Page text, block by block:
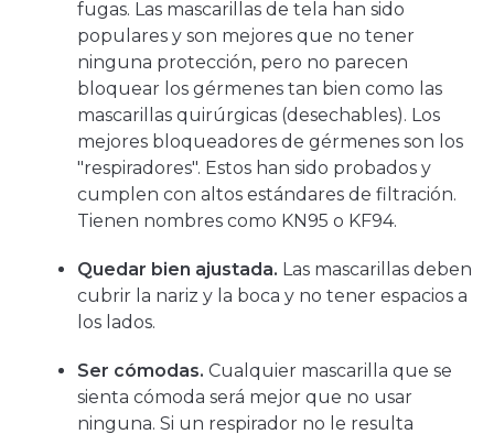
fugas. Las mascarillas de tela han sido
populares y son mejores que no tener
ninguna protección, pero no parecen
bloquear los gérmenes tan bien como las
mascarillas quirúrgicas (desechables). Los
mejores bloqueadores de gérmenes son los
"respiradores". Estos han sido probados y
cumplen con altos estándares de filtración.
Tienen nombres como KN95 o KF94.
Quedar bien ajustada. Las mascarillas deben
cubrir la nariz y la boca y no tener espacios a
los lados.
Ser cómodas. Cualquier mascarilla que se
sienta cómoda será mejor que no usar
ninguna. Si un respirador no le resulta